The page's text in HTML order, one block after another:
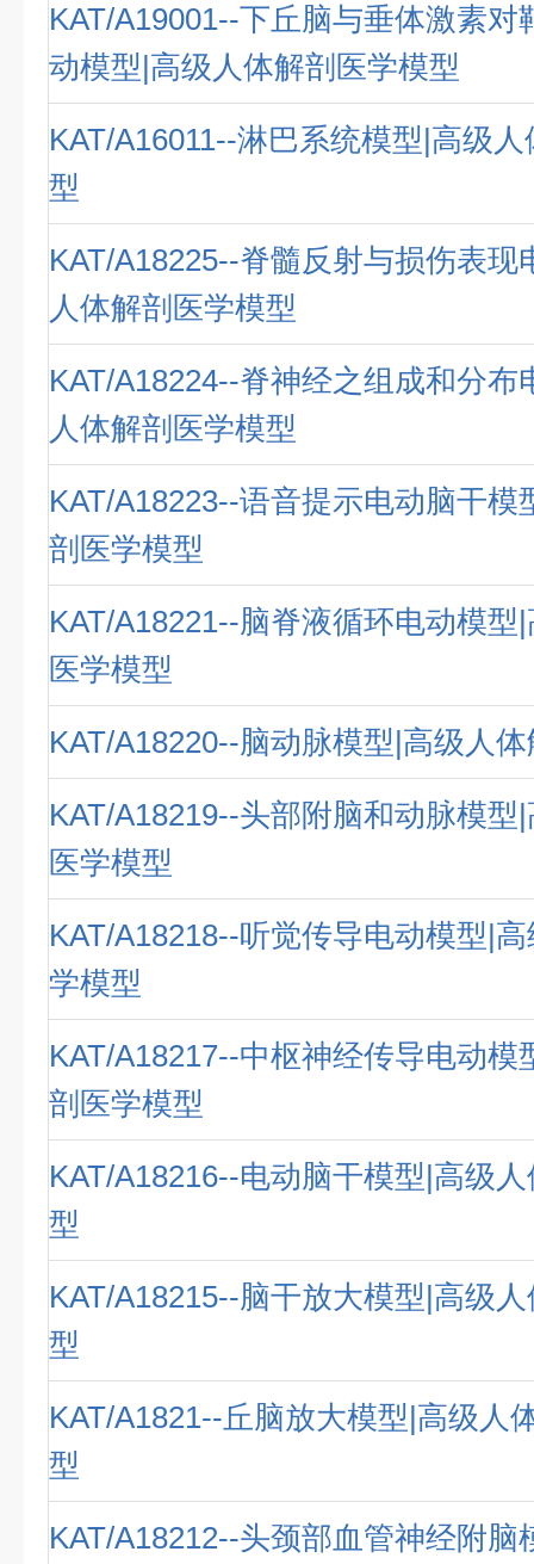
KAT/A19001--下丘脑与垂体激素对
动模型|高级人体解剖医学模型
KAT/A16011--淋巴系统模型|高级
型
KAT/A18225--脊髓反射与损伤表现
人体解剖医学模型
KAT/A18224--脊神经之组成和分布
人体解剖医学模型
KAT/A18223--语音提示电动脑干模
剖医学模型
KAT/A18221--脑脊液循环电动模型
医学模型
KAT/A18220--脑动脉模型|高级人
KAT/A18219--头部附脑和动脉模型
医学模型
KAT/A18218--听觉传导电动模型|
学模型
KAT/A18217--中枢神经传导电动模
剖医学模型
KAT/A18216--电动脑干模型|高级
型
KAT/A18215--脑干放大模型|高级
型
KAT/A1821--丘脑放大模型|高级人
型
KAT/A18212--头颈部血管神经附脑